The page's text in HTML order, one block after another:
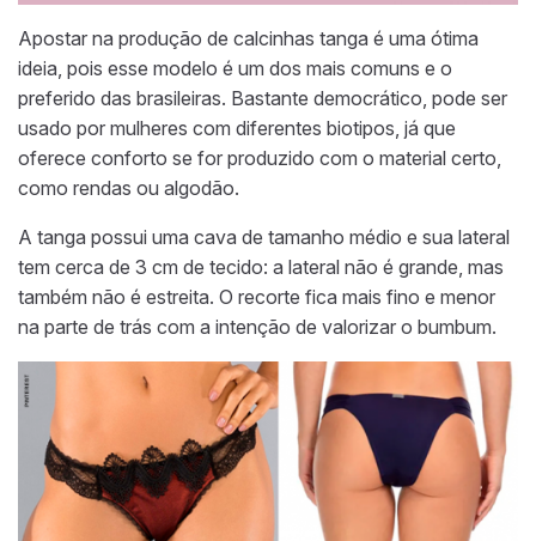
Apostar na produção de calcinhas tanga é uma ótima
ideia, pois esse modelo é um dos mais comuns e o
preferido das brasileiras. Bastante democrático, pode ser
usado por mulheres com diferentes biotipos, já que
oferece conforto se for produzido com o material certo,
como rendas ou algodão.
A tanga possui uma cava de tamanho médio e sua lateral
tem cerca de 3 cm de tecido: a lateral não é grande, mas
também não é estreita. O recorte fica mais fino e menor
na parte de trás com a intenção de valorizar o bumbum.